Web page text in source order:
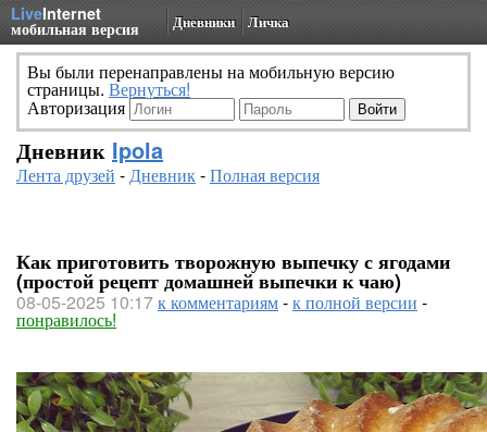
LiveInternet
мобильная версия Дневники Личка
Вы были перенаправлены на мобильную версию
страницы. Вернуться!
Авторизация
Дневник Ipola
Лента друзей -Дневник-Полная версия
Как приготовить творожную выпечку с ягодами
(простой рецепт домашней выпечки к чаю)
08-05-2025 10:17к комментариям-к полной версии -
понравилось!